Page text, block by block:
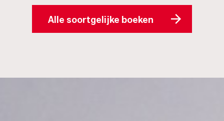
Alle soortgelijke boeken